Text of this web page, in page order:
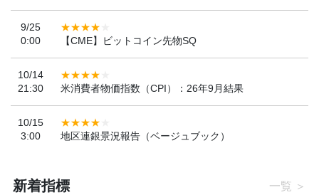
9/25
0:00
【CME】ビットコイン先物SQ
10/14
21:30
米消費者物価指数（CPI）：26年9月結果
10/15
3:00
地区連銀景況報告（ベージュブック）
新着指標 一覧